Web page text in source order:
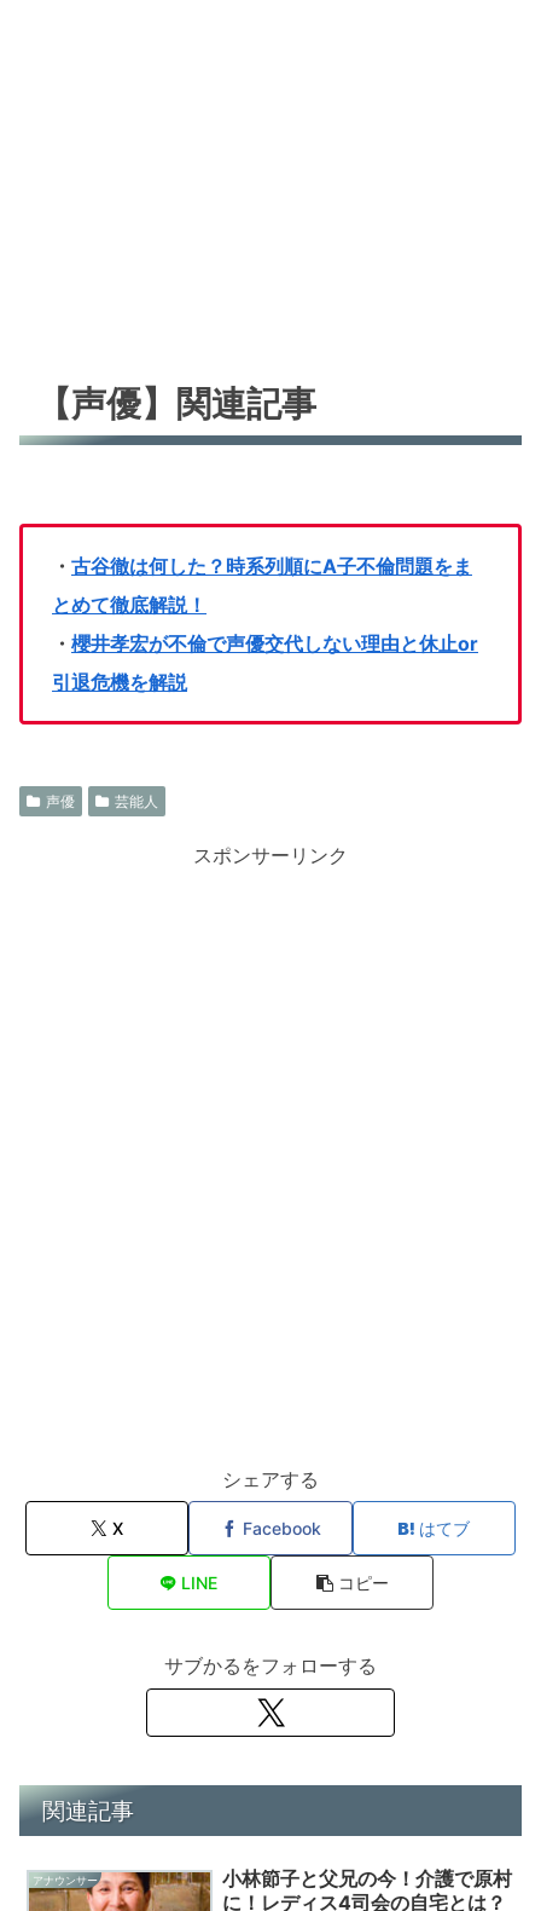
【声優】関連記事
・ 古谷徹は何した？時系列順にA子不倫問題をま
とめて徹底解説！
・ 櫻井孝宏が不倫で声優交代しない理由と休止or
引退危機を解説
声優 芸能人
スポンサーリンク
シェアする
X Facebook はてブ
LINE コピー
サブかるをフォローする
関連記事
アナウンサー
小林節子と父兄の今！介護で原村
に！レディス4司会の自宅とは？